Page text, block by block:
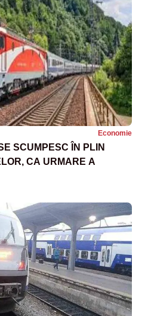
Economie
SCUMPESC ÎN PLIN
CA URMARE A